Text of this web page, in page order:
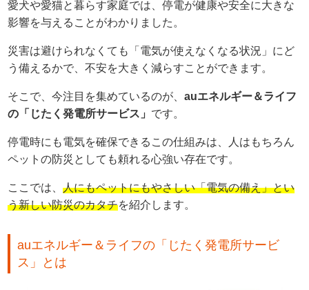
愛犬や愛猫と暮らす家庭では、停電が健康や安全に大きな
影響を与えることがわかりました。
災害は避けられなくても「電気が使えなくなる状況」にど
う備えるかで、不安を大きく減らすことができます。
そこで、今注目を集めているのが、auエネルギー＆ライフ
の「じたく発電所サービス」 です。
停電時にも電気を確保できるこの仕組みは、人はもちろん
ペットの防災としても頼れる心強い存在です。
ここでは、人にもペットにもやさしい「電気の備え」とい
う新しい防災のカタチを紹介します。
auエネルギー＆ライフの「じたく発電所サービ
ス」とは